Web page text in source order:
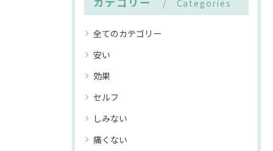
Categories
全てのカテゴリー
安い
効果
セルフ
しみない
痛くない